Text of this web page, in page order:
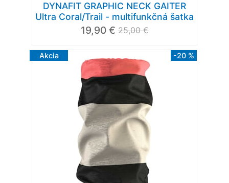
DYNAFIT GRAPHIC NECK GAITER
Ultra Coral/Trail - multifunkčná šatka
19,90 € 25,00 €
Akcia -20 %